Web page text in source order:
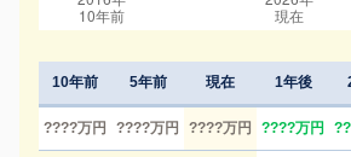
10年前 5年前 現在
????万円 ????万円 ????万円
1年後
????万円